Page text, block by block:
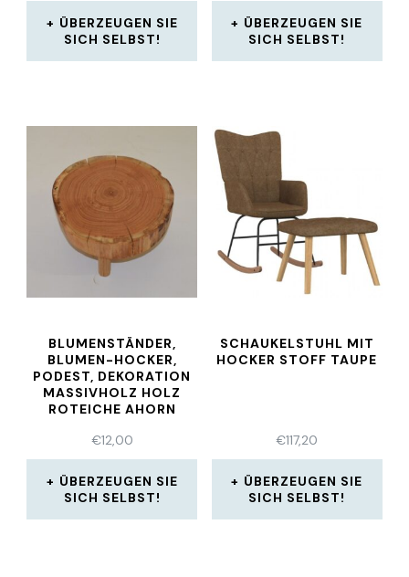
ÜBERZEUGEN SIE
SICH SELBST!
ÜBERZEUGEN SIE
SICH SELBST!
BLUMENSTÄNDER,
BLUMEN-HOCKER,
PODEST, DEKORATION
MASSIVHOLZ HOLZ
ROTEICHE AHORN
€12,00
ÜBERZEUGEN SIE
SICH SELBST!
SCHAUKELSTUHL MIT
HOCKER STOFF TAUPE
€117,20
ÜBERZEUGEN SIE
SICH SELBST!